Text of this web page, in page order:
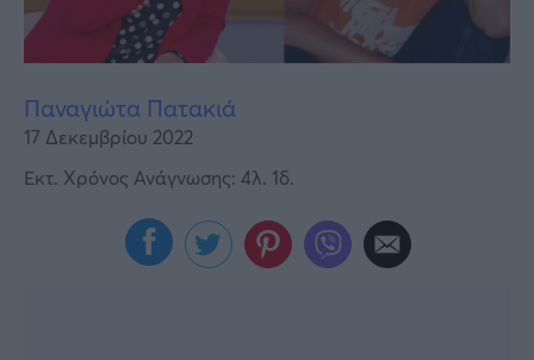
Παναγιώτα Πατακιά
17 Δεκεμβρίου 2022
Εκτ. Χρόνος Ανάγνωσης: 4λ. 1δ.